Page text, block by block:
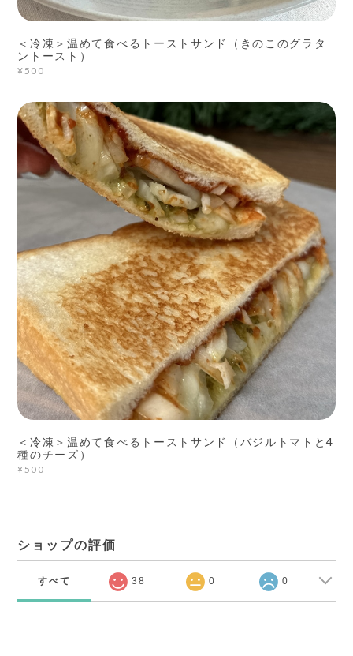
＜冷凍＞温めて食べるトーストサンド（きのこのグラタ
ントースト）
¥500
＜冷凍＞温めて食べるトーストサンド（バジルトマトと4
種のチーズ）
¥500
ショップの評価
すべて 38 0 0